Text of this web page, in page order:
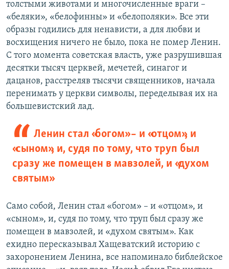
толстыми животами и многочисленные враги –
«беляки», «белофинны» и «белополяки». Все эти
образы годились для ненависти, а для любви и
восхищения ничего не было, пока не помер Ленин.
С того момента советская власть, уже разрушившая
десятки тысяч церквей, мечетей, синагог и
дацанов, расстреляв тысячи священников, начала
перенимать у церкви символы, переделывая их на
большевистский лад.
Ленин стал «богом» – и «отцом», и
«сыном», и, судя по тому, что труп был
сразу же помещен в мавзолей, и «духом
святым»
Само собой, Ленин стал «богом» – и «отцом», и
«сыном», и, судя по тому, что труп был сразу же
помещен в мавзолей, и «духом святым». Как
ехидно пересказывал Хащеватский историю с
захоронением Ленина, все напоминало библейское